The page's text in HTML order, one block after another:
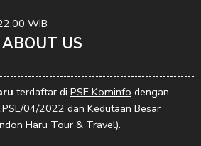
WIB
ABOUT US
terdaftar di PSE Kominfo dengan
04/2022 dan Kedutaan Besar
Haru Tour & Travel).